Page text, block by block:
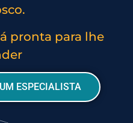
pronta para lhe
ESPECIALISTA